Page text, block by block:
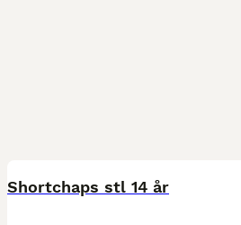
Shortchaps stl 14 år